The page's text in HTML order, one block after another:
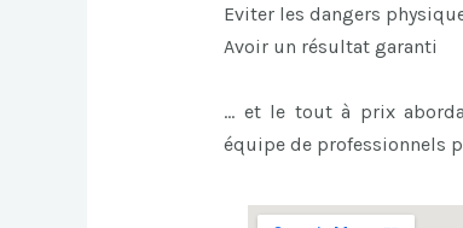
Eviter les dangers
Avoir un résultat garanti
… et le tout à prix
équipe de professionnels